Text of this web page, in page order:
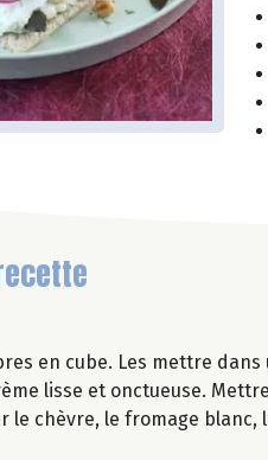
en cube. Les mettre
lisse et onctueuse.
le chèvre, le fromage